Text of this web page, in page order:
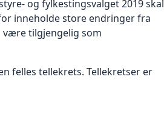
og fylkestingsvalget 2019 skal
inneholde store endringer fra
være tilgjengelig som
felles tellekrets. Tellekretser er